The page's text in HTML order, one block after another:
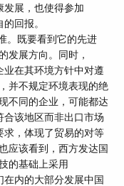
发展，也使得参加
回报。
既要看到它的先进
发展方向。同时，
在其环境方针中对遵
并不规定环境表现的绝
不同的企业，可能都达
该地区而非出口市场
求，体现了贸易的对等
应该看到，西方发达国
的基础上采用
内的大部分发展中国